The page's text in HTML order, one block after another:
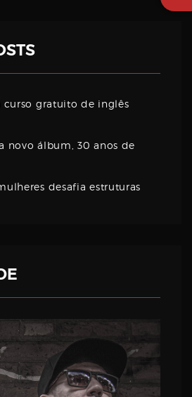
curso gratuito de inglês
novo álbum, 30 anos de
desafia estruturas